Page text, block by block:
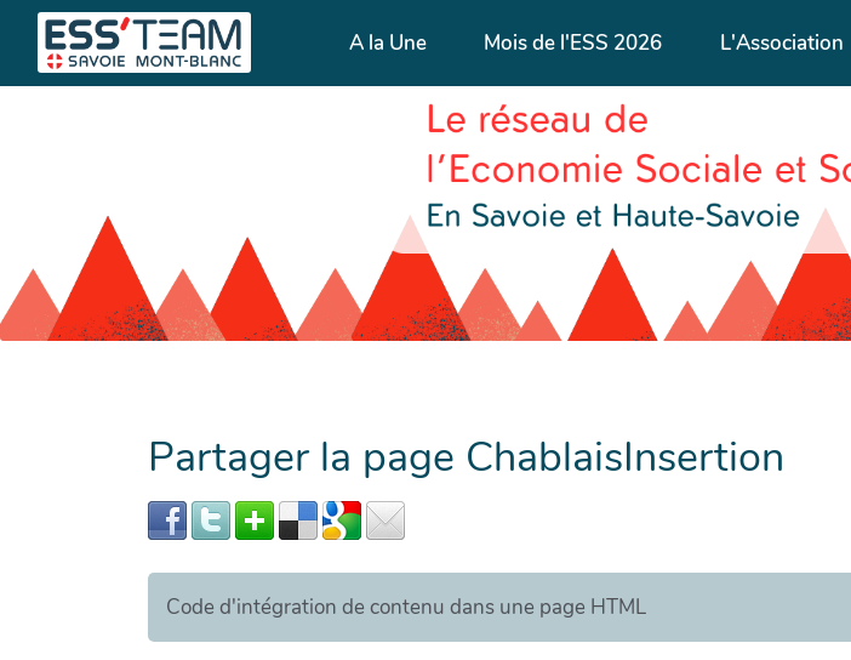
A la Une Mois de l'ESS 2026 L'Association
Partager la page ChablaisInsertion
Code d'intégration de contenu dans une page HTML